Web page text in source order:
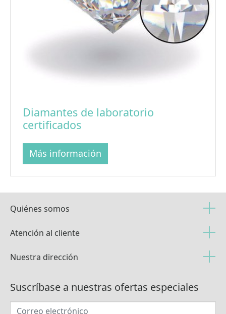
Diamantes de laboratorio
certificados
Más información
Quiénes somos
Atención al cliente
Nuestra dirección
Suscríbase a nuestras ofertas especiales